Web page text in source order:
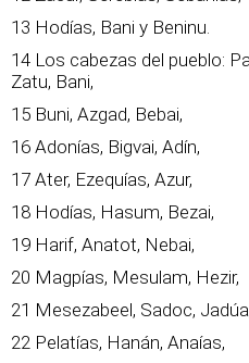
13 Hodías, Bani y Beninu.
14 Los cabezas del pueblo:
Zatu, Bani,
15 Buni, Azgad, Bebai,
16 Adonías, Bigvai, Adín,
17 Ater, Ezequías, Azur,
18 Hodías, Hasum, Bezai,
19 Harif, Anatot, Nebai,
20 Magpías, Mesulam, Hezir,
21 Mesezabeel, Sadoc,
22 Pelatías, Hanán, Anaías,